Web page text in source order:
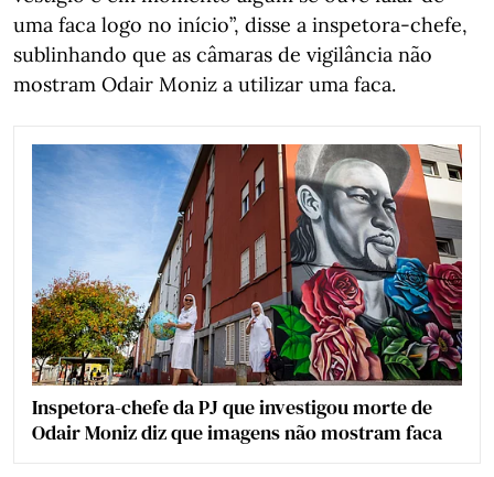
uma faca logo no início”, disse a inspetora-chefe,
sublinhando que as câmaras de vigilância não
mostram Odair Moniz a utilizar uma faca.
Inspetora-chefe da PJ que investigou morte de
Odair Moniz diz que imagens não mostram faca